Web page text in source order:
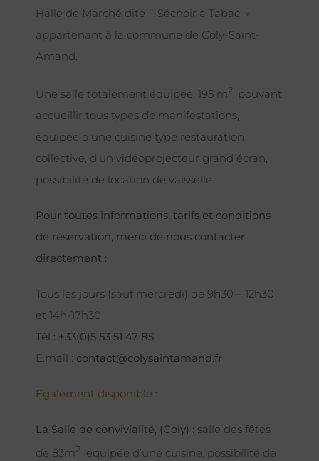
Halle de Marché dite ¨ Séchoir à Tabac »
appartenant à la commune de Coly-Saint-
Amand.
Une salle totalement équipée, 195 m2, pouvant
accueillir tous types de manifestations,
équipée d’une cuisine type restauration
collective, d’un vidéoprojecteur grand écran,
possibilité de location de vaisselle.
Pour toutes informations, tarifs et conditions
de réservation, merci de nous contacter
directement :
Tous les jours (sauf mercredi) de 9h30 – 12h30
et 14h-17h30
Tél : +33(0)5 53 51 47 85
E.mail : contact@colysaintamand.fr
Egalement disponible :
La Salle de convivialité, (Coly) : salle des fêtes
de 83m2 équipée d’une cuisine, possibilité de